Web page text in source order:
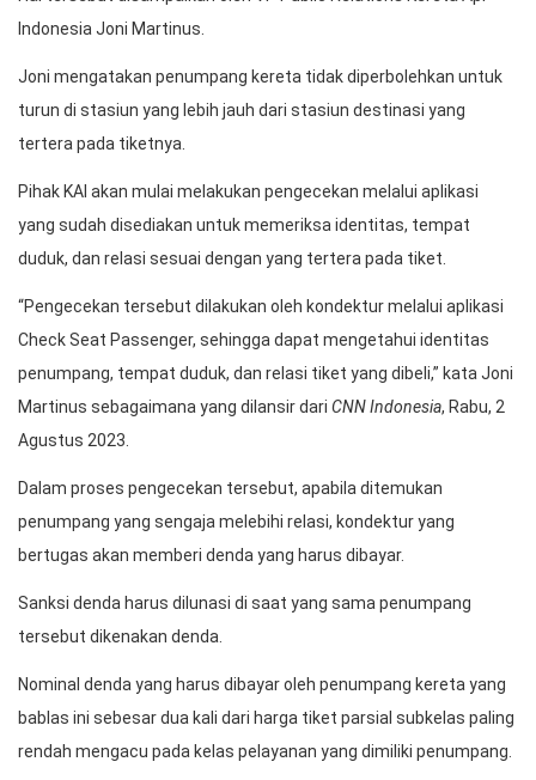
Indonesia Joni Martinus.
Joni mengatakan penumpang kereta tidak diperbolehkan untuk
turun di stasiun yang lebih jauh dari stasiun destinasi yang
tertera pada tiketnya.
Pihak KAI akan mulai melakukan pengecekan melalui aplikasi
yang sudah disediakan untuk memeriksa identitas, tempat
duduk, dan relasi sesuai dengan yang tertera pada tiket.
“Pengecekan tersebut dilakukan oleh kondektur melalui aplikasi
Check Seat Passenger, sehingga dapat mengetahui identitas
penumpang, tempat duduk, dan relasi tiket yang dibeli,” kata Joni
Martinus sebagaimana yang dilansir dari CNN Indonesia, Rabu, 2
Agustus 2023.
Dalam proses pengecekan tersebut, apabila ditemukan
penumpang yang sengaja melebihi relasi, kondektur yang
bertugas akan memberi denda yang harus dibayar.
Sanksi denda harus dilunasi di saat yang sama penumpang
tersebut dikenakan denda.
Nominal denda yang harus dibayar oleh penumpang kereta yang
bablas ini sebesar dua kali dari harga tiket parsial subkelas paling
rendah mengacu pada kelas pelayanan yang dimiliki penumpang.